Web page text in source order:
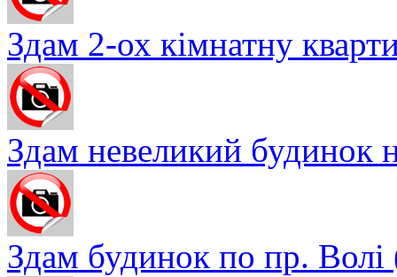
Здам 2-ох кімнатну
Здам невеликий будинок
Здам будинок по пр. Волі